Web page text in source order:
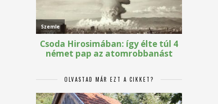
OLVASTAD MÁR EZT A CIKKET?